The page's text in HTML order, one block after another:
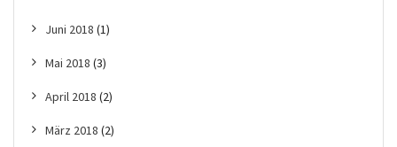
Juni 2018 (1)
Mai 2018 (3)
April 2018 (2)
März 2018 (2)